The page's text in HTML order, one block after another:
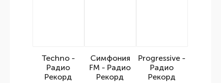
Techno -
Радио
Рекорд
Симфония
FM - Радио
Рекорд
Progressive -
Радио
Рекорд